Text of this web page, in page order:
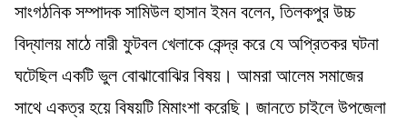
সাংগঠনিক সম্পাদক সামিউল হাসান ইমন বলেন, তিলকপুর উচ্চ
বিদ্যালয় মাঠে নারী ফুটবল খেলাকে কেন্দ্র করে যে অপ্রিতকর ঘটনা
ঘটেছিল একটি ভুল বোঝাবোঝির বিষয়। আমরা আলেম সমাজের
সাথে একত্র হয়ে বিষয়টি মিমাংশা করেছি। জানতে চাইলে উপজেলা